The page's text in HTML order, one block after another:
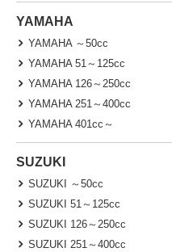
YAMAHA
YAMAHA ～50cc
YAMAHA 51～125cc
YAMAHA 126～250cc
YAMAHA 251～400cc
YAMAHA 401cc～
SUZUKI
SUZUKI ～50cc
SUZUKI 51～125cc
SUZUKI 126～250cc
SUZUKI 251～400cc